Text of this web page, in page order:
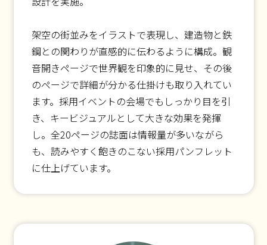
架空の街並みをイラストで表現し、建造物と鉄
鋼との関わりが直感的に伝わるように構成。観
音開きページで世界観を印象的に見せ、その後
のページで詳細が分かる仕掛けも取り入れてい
ます。採用イベントの会場でもしっかり目を引
き、キービジュアルとして大きな効果を発揮
し。全20ページの誌面は情報量が多いながら
も、読みやすく飽きのこない採用パンフレット
に仕上げています。